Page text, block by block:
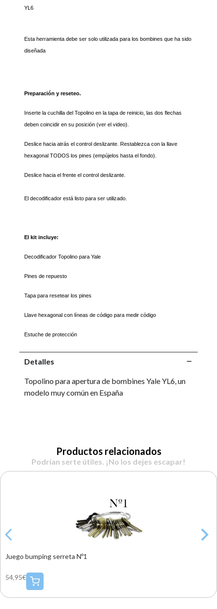
YL6
Esta herramienta debe ser solo utilizada para los bombines que ha sido
diseñada
Preparación y reseteo.
Inserte la cuchilla del Topolino en la tapa de reinicio, las dos flechas
deben coincidir en su posición (ver el video).
Deslice hacia atrás el control deslizante. Restablezca con la llave
hexagonal TODOS los pines (empújelos hasta el fondo).
Deslice hacia el frente el control deslizante.
El decodificador está listo para ser utilizado.
El kit incluye:
Decodificador Topolino para Yale
Pines de repuesto
Tapa para resetear los pines
Llave hexagonal con líneas de código para medir código
Estuche de protección
Detalles
Topolino para apertura de bombines Yale YL6, un
modelo muy común en España
Productos relacionados
Podrían serte útiles. ¡No los dejes escapar!
Juego bumping serreta Nº1
54,95€